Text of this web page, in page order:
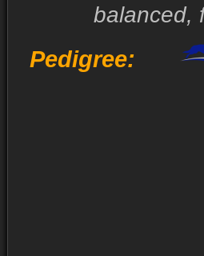
balanced,
Pedigree: